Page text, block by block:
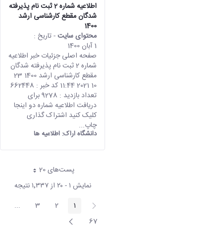
اطلاعیه شماره 2 ثبت نام پذیرفته
شدگان مقطع کارشناسی ارشد
1400
محتوای سایت- تاریخ :
1 آبان 1400
صفحه اصلی جزئیات خبر اطلاعیه
شماره 2 ثبت نام پذیرفته شدگان
مقطع کارشناسی ارشد 1400 23
10 2021 11:44 کد خبر : 662448
تعداد بازدید : 9278 برای
دریافت اطلاعیه شماره دو اینجا
کلیک کنید اشتراک گذاری
چاپ...
دانشگاه اراک: اطلاعیه ها
پست‌‌های 20هر صفحه
نمایش ۱ - ۲۰ از ۱٬۳۳۷ نتیجه
پیغام
قبلی صفحه1 صفحه2 صفحه3
...
صفحه67 صفحه
بعد